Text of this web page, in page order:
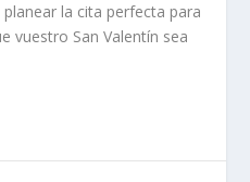
la cita perfecta para
vuestro San Valentín sea